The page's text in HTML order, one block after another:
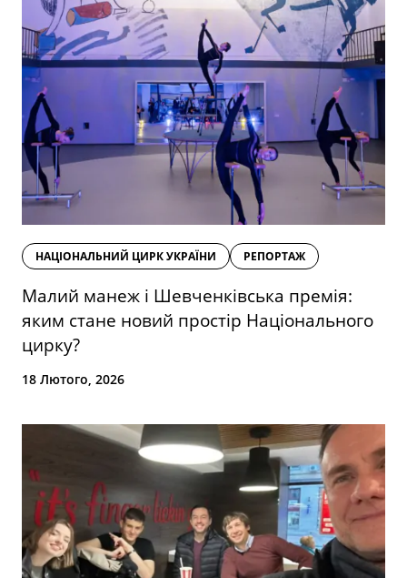
НАЦІОНАЛЬНИЙ ЦИРК УКРАЇНИ РЕПОРТАЖ
Малий манеж і Шевченківська премія:
яким стане новий простір Національного
цирку?
18 Лютого, 2026